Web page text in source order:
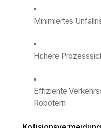
Minimiertes
Höhere
Effiziente
Robotern